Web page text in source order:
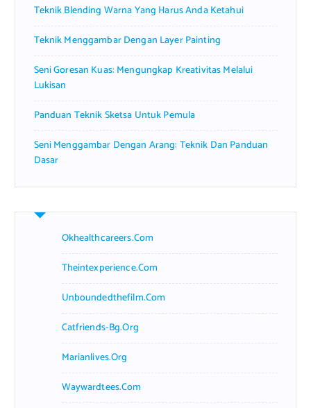
:Teknik Blending Warna Yang Harus Anda Ketahui
Teknik Menggambar Dengan Layer Painting
Seni Goresan Kuas: Mengungkap Kreativitas Melalui
Lukisan
Panduan Teknik Sketsa Untuk Pemula
Seni Menggambar Dengan Arang: Teknik Dan Panduan
Dasar
Okhealthcareers.com
Theintexperience.com
Unboundedthefilm.com
Catfriends-Bg.org
Marianlives.org
Waywardtees.com